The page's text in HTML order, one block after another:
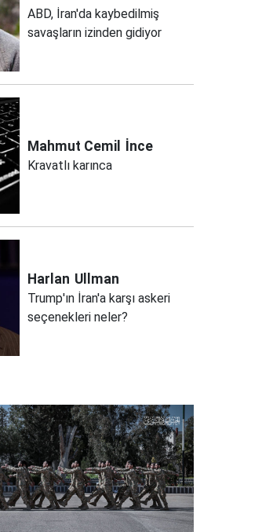
ABD, İran'da kaybedilmiş
savaşların izinden gidiyor
Mahmut Cemil İnce
Kravatlı karınca
Harlan Ullman
Trump'ın İran'a karşı askeri
seçenekleri neler?